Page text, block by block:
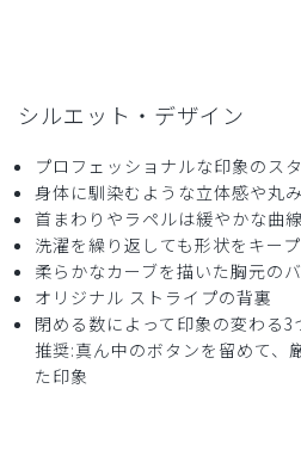
匿名様
購入確認済み
年齢:60代 身長:166-170cm
数年前にクラシコテーラーMサイ
ずSサイズに変更。今回も同品を
ずに返品した。同じSでサイズの
シルエット・デザイン
プロフェッショナルな印象のス
身体に馴染むような立体感や丸
首まわりやラペルは緩やかな曲
洗濯を繰り返しても形状をキー
柔らかなカーブを描いた胸元の
オリジナル ストライプの背裏
閉める数によって印象の変わる3
推奨:真ん中のボタンを留めて、
た印象